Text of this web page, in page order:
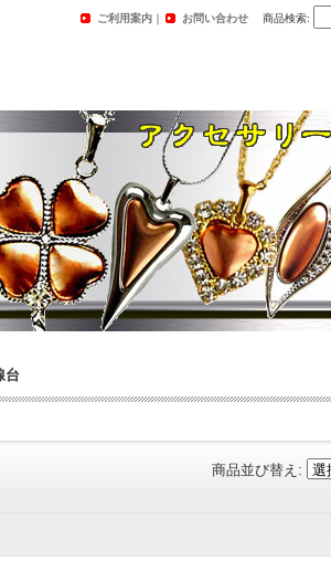
ご利用案内 ｜ お問い合わせ 商品検索:
台
商品並び替え :